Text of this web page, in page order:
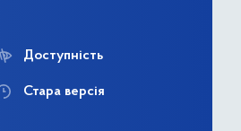
Доступність
Стара версія